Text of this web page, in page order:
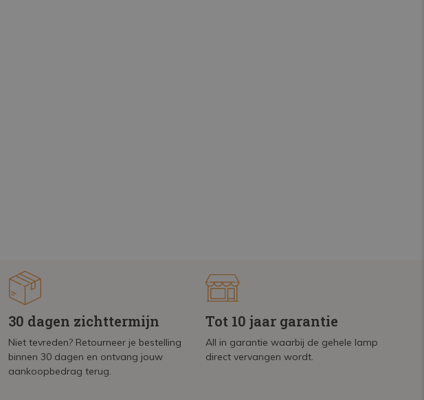
30 dagen zichttermijn
Niet tevreden? Retourneer je bestelling
binnen 30 dagen en ontvang jouw
aankoopbedrag terug.
Tot 10 jaar garantie
All in garantie waarbij de gehele lamp
direct vervangen wordt.